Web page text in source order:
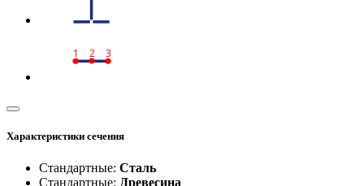
1 2 3
Характеристики сечения
Стандартные: Сталь
Стандартные: Древесина